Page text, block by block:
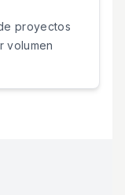
proyectos
volumen